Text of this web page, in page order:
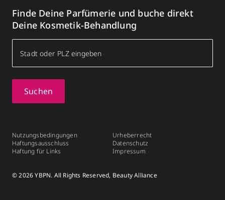
Finde Deine Parfümerie und buche direkt
Deine Kosmetik-Behandlung
Suchen
Nutzungsbedingungen
Haftungsausschluss
Haftung für Links
Urheberrecht
Datenschutz
Impressum
© 2026 YBPN. All Rights Reserved, Beauty Alliance